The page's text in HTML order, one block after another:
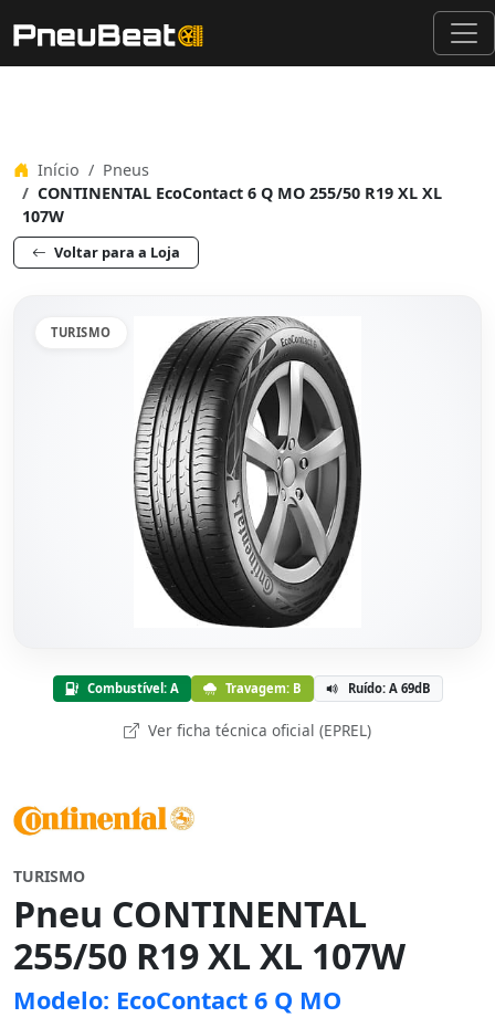
Início
Pneus
CONTINENTAL EcoContact 6 Q MO 255/50 R19 XL XL
107W
Voltar para a Loja
TURISMO
Combustível: A Travagem: B Ruído: A 69dB
Ver ficha técnica oficial (EPREL)
TURISMO
Pneu CONTINENTAL
255/50 R19 XL XL 107W
Modelo: EcoContact 6 Q MO